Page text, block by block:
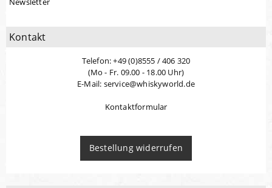
Kontakt
Telefon: +49 (0)8555 / 406 320
(Mo - Fr. 09.00 - 18.00 Uhr)
E-Mail: service@whiskyworld.de
Kontaktformular
Bestellung widerrufen